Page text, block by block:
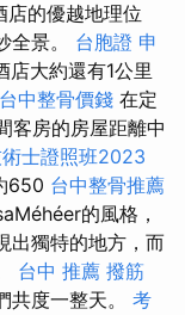
店的優越地理位
全景。 台胞證 申
店大約還有1公里
台中整骨價錢 在定
客房的房屋距離中
士證照班2023
650 台中整骨推薦
的風格，
出獨特的地方，而
台中 推薦 撥筋
共度一整天。 考